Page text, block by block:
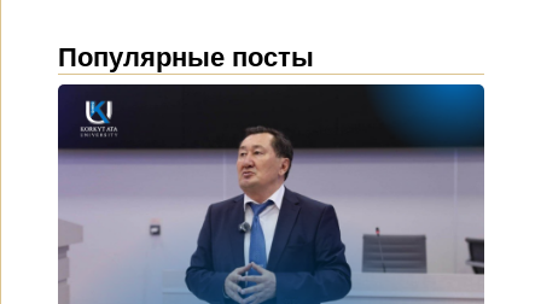
Популярные посты